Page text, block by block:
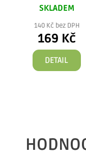
SKLADEM
140 Kč bez DPH
169 Kč
DETAIL